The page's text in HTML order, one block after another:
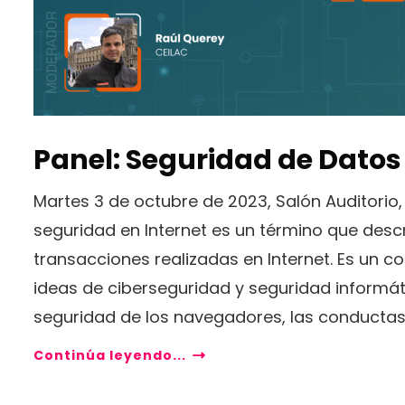
Panel: Seguridad de
Martes 3 de octubre de 2023, Salón
seguridad en Internet es un término que
transacciones realizadas en Internet. Es un
ideas de ciberseguridad y seguridad
seguridad de los navegadores, las
Continúa leyendo...